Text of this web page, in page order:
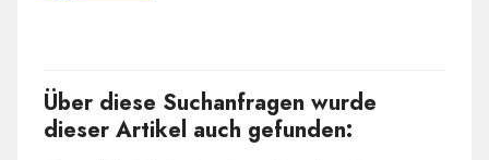
Über diese Suchanfragen wurde
dieser Artikel auch gefunden: